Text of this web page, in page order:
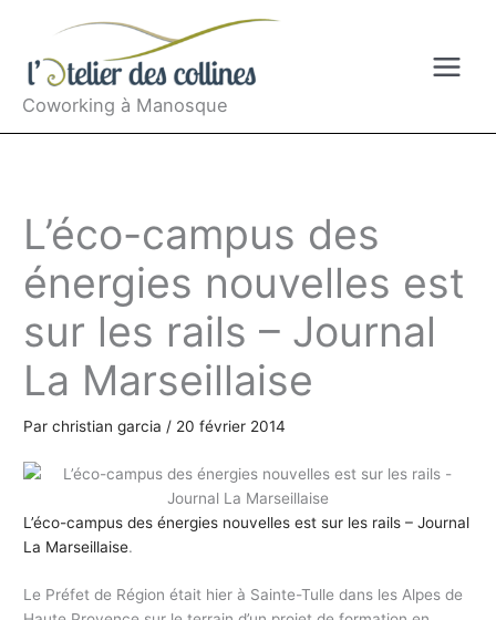
contenu
Coworking à Manosque
L’éco-campus des
énergies nouvelles est
sur les rails – Journal
La Marseillaise
Parchristian garcia / 20 février 2014
L’éco-campus des énergies nouvelles est sur les rails – Journal
La Marseillaise.
Le Préfet de Région était hier à Sainte-Tulle dans les Alpes de